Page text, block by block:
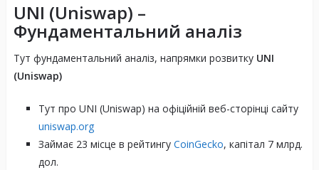
UNI (Uniswap) –
Фундаментальний аналіз
Тут фундаментальний аналіз, напрямки розвитку UNI
(Uniswap)
Тут про UNI (Uniswap) на офіційній веб-сторінці сайту
uniswap.org
Займає 23 місце в рейтингу CoinGecko, капітал 7 млрд.
дол.